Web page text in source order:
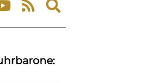
Expand
search